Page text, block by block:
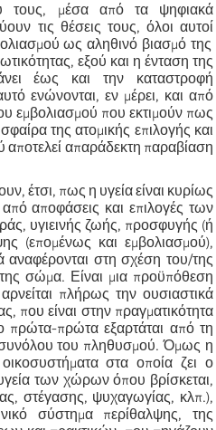
τους, μέσα από τα ψηφιακά
τις θέσεις τους, όλοι αυτοί
ως αληθινό βιασμό της
εξού και η ένταση της
έως και την καταστροφή
ενώνονται, εν μέρει, και από
εμβολιασμού που εκτιμούν πως
της ατομικής επιλογής και
απαράδεκτη παραβίαση
έτσι, πως η υγεία είναι κυρίως
αποφάσεις και επιλογές των
υγιεινής ζωής, προσφυγής (ή
(επομένως και εμβολιασμού),
στη σχέση του/της
σώμα. Είναι μια προϋπόθεση
πλήρως την ουσιαστικά
που είναι στην πραγματικότητα
πρώτα-πρώτα εξαρτάται από τη
του πληθυσμού. Όμως η
στα οποία ζει ο
των χώρων όπου βρίσκεται,
στέγασης, ψυχαγωγίας, κλπ.),
σύστημα περίθαλψης, της